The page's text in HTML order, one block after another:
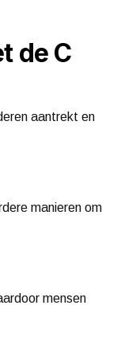
de C
aantrekt en
manieren om
mensen